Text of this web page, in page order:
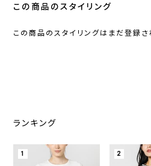
この商品のスタイリング
この商品のスタイリングはまだ登録さ
ランキング
1 2